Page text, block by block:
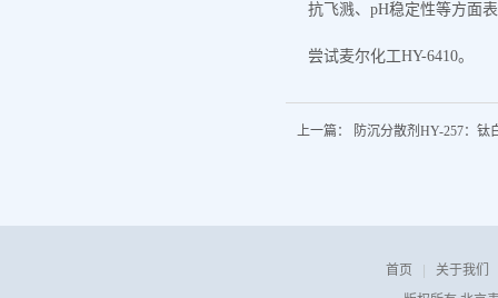
抗飞溅、pH稳定性等方面
尝试麦尔化工HY-6410。
上一篇： 防沉分散剂HY-257：钛
首页 关于我们